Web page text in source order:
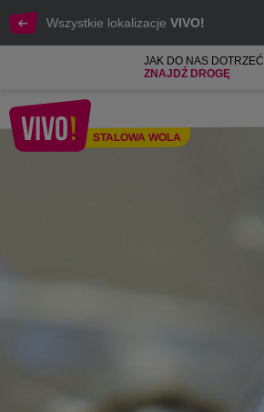
Wszystkie lokalizacje VIVO!
JAK DO NAS DOTRZEĆ
ZNAJDŹ DROGĘ
STALOWA WOLA
Walentynki w VIVO! Stalowa Wola